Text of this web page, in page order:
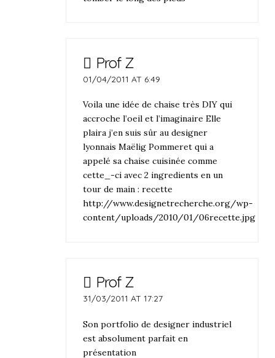
Prof Z
01/04/2011 AT 6:49
Voila une idée de chaise très DIY qui
accroche l’oeil et l’imaginaire Elle
plaira j’en suis sûr au designer
lyonnais Maëlig Pommeret qui a
appelé sa chaise cuisinée comme
cette_-ci avec 2 ingredients en un
tour de main : recette
http://www.designetrecherche.org/wp-
content/uploads/2010/01/06recette.jpg
Prof Z
31/03/2011 AT 17:27
Son portfolio de designer industriel
est absolument parfait en
présentation